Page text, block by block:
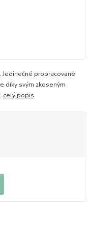
Jedinečné propracované
díky svým zkoseným
celý popis